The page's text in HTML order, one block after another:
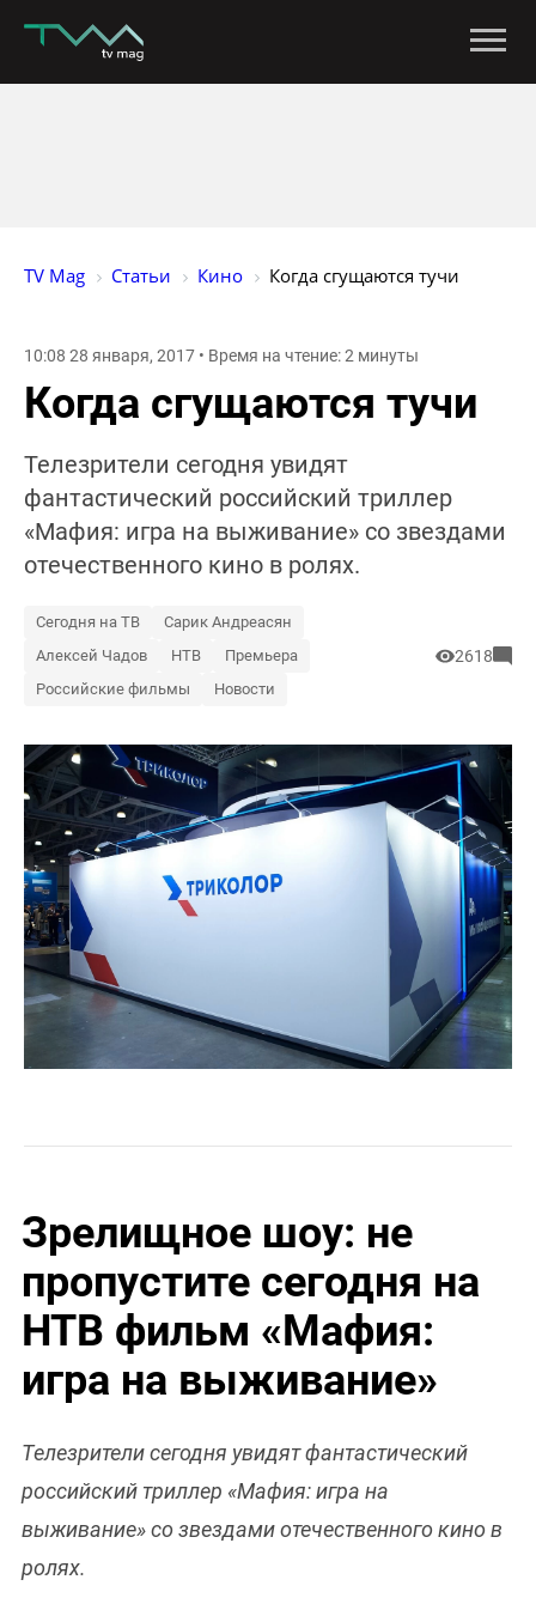
TV Mag Статьи Кино Когда сгущаются тучи
10:08 28 января, 2017 • Время на чтение: 2 минуты
Когда сгущаются тучи
Телезрители сегодня увидят
фантастический российский триллер
«Мафия: игра на выживание» со звездами
отечественного кино в ролях.
Сегодня на ТВ
Сарик Андреасян
Алексей Чадов
НТВ
Премьера
Российские фильмы
Новости
2618
Зрелищное шоу: не
пропустите сегодня на
НТВ фильм «Мафия:
игра на выживание»
Телезрители сегодня увидят фантастический
российский триллер «Мафия: игра на
выживание» со звездами отечественного кино в
ролях.